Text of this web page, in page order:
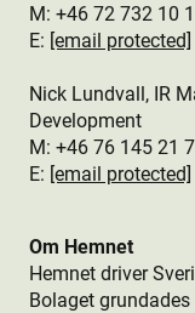
M: +46 72 732 10
E: [email protected]
Nick Lundvall, IR
Development
M: +46 76 145 21
E: [email protected]
Om Hemnet
Hemnet driver
Bolaget